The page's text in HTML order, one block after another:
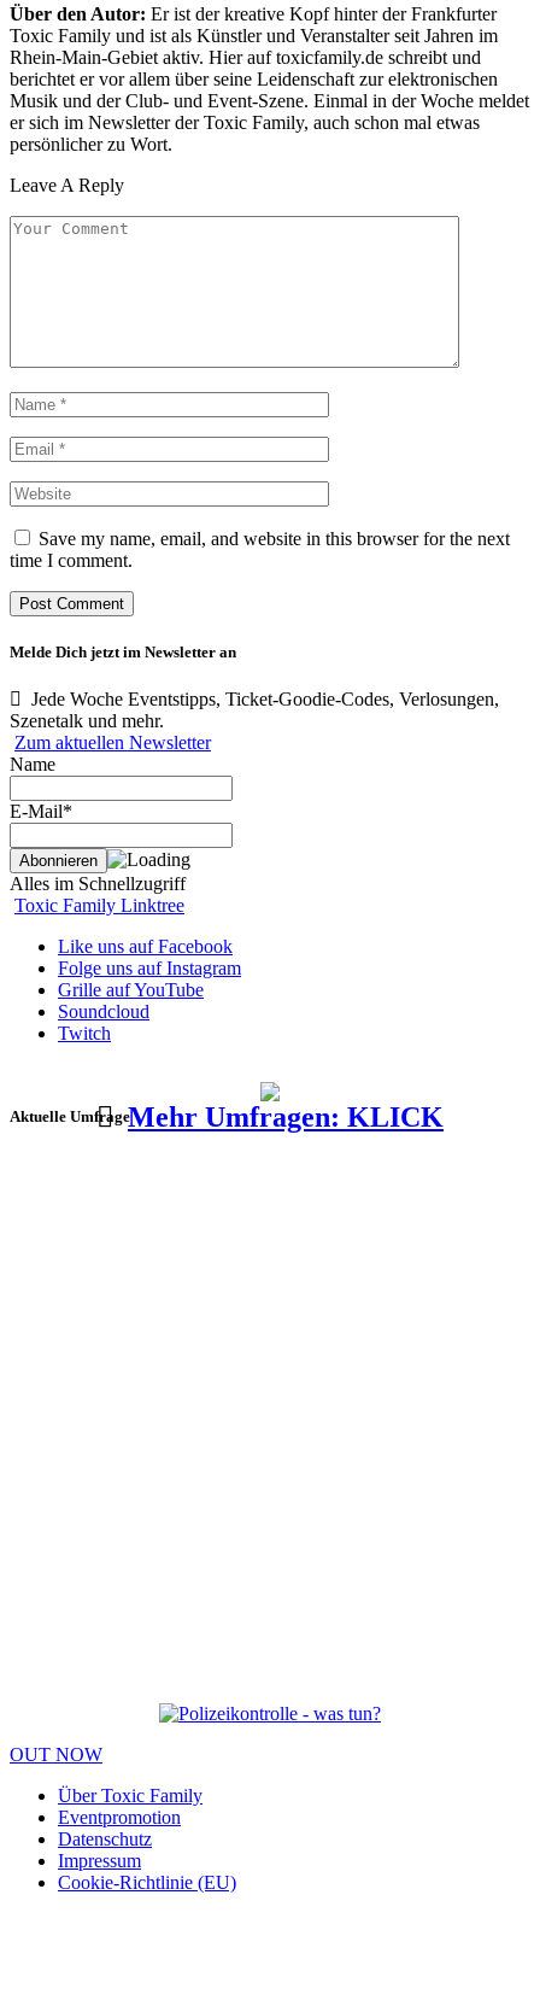
Über den Autor: Er ist der kreative Kopf hinter der Frankfurter
Toxic Family und ist als Künstler und Veranstalter seit Jahren im
Rhein-Main-Gebiet aktiv. Hier auf toxicfamily.de schreibt und
berichtet er vor allem über seine Leidenschaft zur elektronischen
Musik und der Club- und Event-Szene. Einmal in der Woche meldet
er sich im Newsletter der Toxic Family, auch schon mal etwas
persönlicher zu Wort.
Leave A Reply
Save my name, email, and website in this browser for the next
time I comment.
Melde Dich jetzt im Newsletter an
Jede Woche Eventstipps, Ticket-Goodie-Codes, Verlosungen,
Szenetalk und mehr.
Zum aktuellen Newsletter
Name
E-Mail*
Alles im Schnellzugriff
Toxic Family Linktree
Like uns auf Facebook
Folge uns auf Instagram
Grille auf YouTube
Soundcloud
Twitch
Aktuelle UmfrageMehr Umfragen: KLICK
OUT NOW
Über Toxic Family
Eventpromotion
Datenschutz
Impressum
Cookie-Richtlinie (EU)